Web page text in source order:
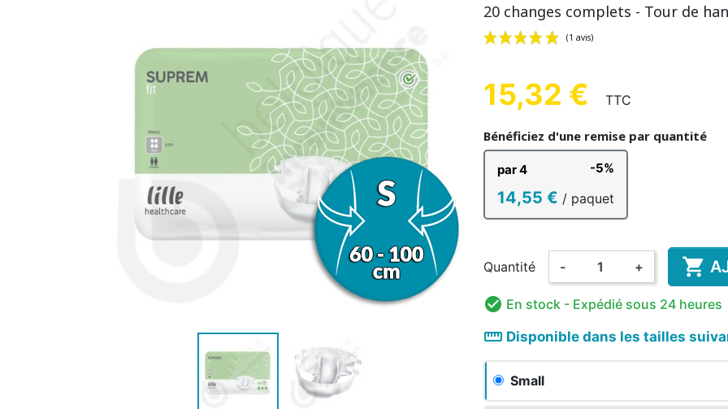
ANATOMIQUE FEMME
ANATOMIQUE HOMME
SLIP DE FIXATION
MAILLOT DE BAIN PYJAMA BODY
GANT D'EXAMEN
AIDE À LA CONTINENCE
DÉTACHANT &
DÉSODORISANT
DÉSINFECTION MAINS ET
SURFACES
CULOTTE PLASTIQUE
LANGE PISCINE ENFANT MAILLOT DE BAIN ENFANT
COUCHE LAVABLE
ENFANT
HYGIÈNE & SOIN ENFANT
20 changes complets - Tour de
15,32 € TTC
Bénéficiez d'une remise par quantité
par 4 -5%
14,55 € / paquet
Quantité - + 
 En stock - Expédié sous 24 heures
straighten Disponible dans les tailles
Small